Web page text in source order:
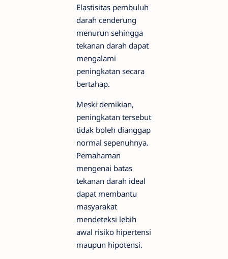
Elastisitas pembuluh
darah cenderung
menurun sehingga
tekanan darah dapat
mengalami
peningkatan secara
bertahap.
Meski demikian,
peningkatan tersebut
tidak boleh dianggap
normal sepenuhnya.
Pemahaman
mengenai batas
tekanan darah ideal
dapat membantu
masyarakat
mendeteksi lebih
awal risiko hipertensi
maupun hipotensi.